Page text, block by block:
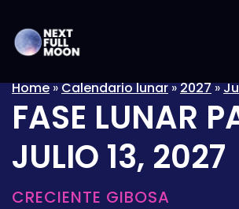
Home»Calendario lunar»2027»
FASE LUNAR
JULIO 13, 2027
CRECIENTE GIBOSA